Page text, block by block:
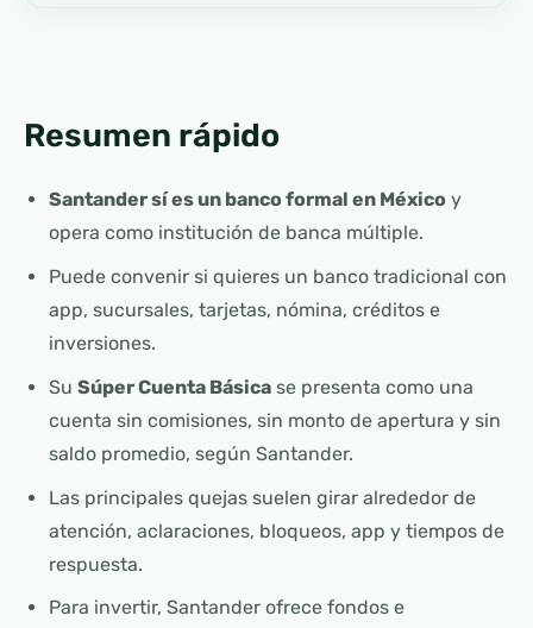
Resumen rápido
Santander sí es un banco formal en México y
opera como institución de banca múltiple.
Puede convenir si quieres un banco tradicional con
app, sucursales, tarjetas, nómina, créditos e
inversiones.
Su Súper Cuenta Básicase presenta como una
cuenta sin comisiones, sin monto de apertura y sin
saldo promedio, según Santander.
Las principales quejas suelen girar alrededor de
atención, aclaraciones, bloqueos, app y tiempos de
respuesta.
Para invertir, Santander ofrece fondos e